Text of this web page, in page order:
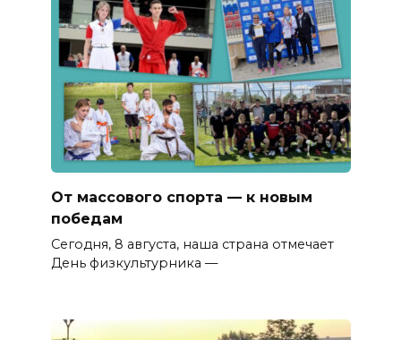
От массового спорта — к новым
победам
Сегодня, 8 августа, наша страна отмечает
День физкультурника —